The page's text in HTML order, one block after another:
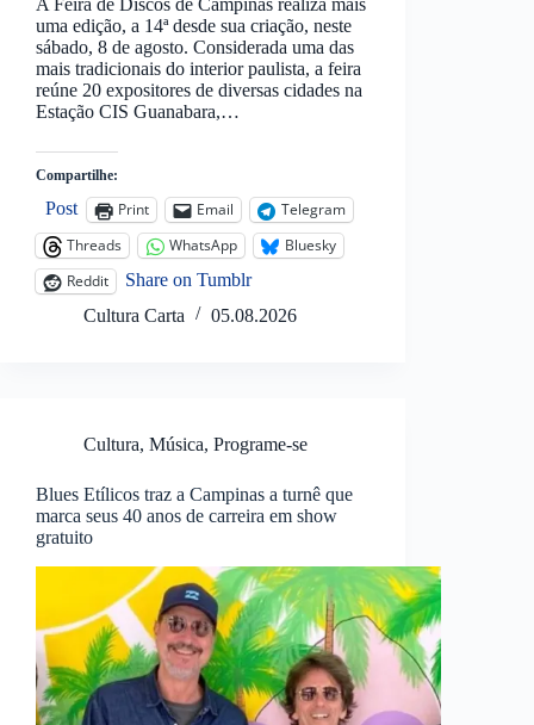
uma edição, a 14ª desde sua criação, neste
sábado, 8 de agosto. Considerada uma das
mais tradicionais do interior paulista, a feira
reúne 20 expositores de diversas cidades na
Estação CIS Guanabara,…
Compartilhe:
Post Print Email
Telegram
Threads
WhatsApp
Bluesky
Reddit
Share on Tumblr
Cultura Carta
05.08.2026
Cultura, Música, Programe-se
Blues Etílicos traz a Campinas a turnê que
marca seus 40 anos de carreira em show
gratuito